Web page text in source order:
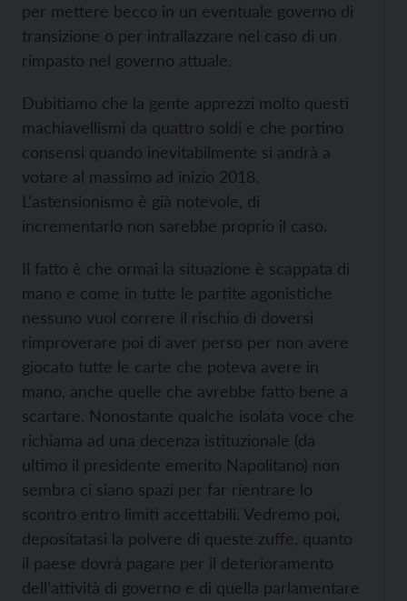
per mettere becco in un eventuale governo di
transizione o per intrallazzare nel caso di un
rimpasto nel governo attuale.
Dubitiamo che la gente apprezzi molto questi
machiavellismi da quattro soldi e che portino
consensi quando inevitabilmente si andrà a
votare al massimo ad inizio 2018.
L’astensionismo è già notevole, di
incrementarlo non sarebbe proprio il caso.
Il fatto è che ormai la situazione è scappata di
mano e come in tutte le partite agonistiche
nessuno vuol correre il rischio di doversi
rimproverare poi di aver perso per non avere
giocato tutte le carte che poteva avere in
mano, anche quelle che avrebbe fatto bene a
scartare. Nonostante qualche isolata voce che
richiama ad una decenza istituzionale (da
ultimo il presidente emerito Napolitano) non
sembra ci siano spazi per far rientrare lo
scontro entro limiti accettabili. Vedremo poi,
depositatasi la polvere di queste zuffe, quanto
il paese dovrà pagare per il deterioramento
dell’attività di governo e di quella parlamentare